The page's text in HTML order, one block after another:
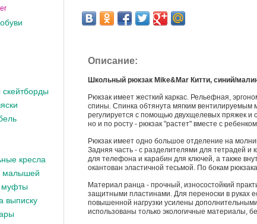
кресла
малышей
муфты
выписку
Описание:
Школьный рюкзак Mike&Mar Китти, синий/
Рюкзак имеет жесткий каркас. Рельефная,
спины. Спинка обтянута мягким
регулируется с помощью двухщелевых пряжек и
но и по росту - рюкзак "растет" вместе с
Рюкзак имеет одно большое отделение на
Задняя часть - с разделителями для тетрадей и
для телефона и карабин для ключей, а также
окантован эластичной тесьмой. По бокам
Материал ранца - прочный, износостойкий
защитными пластинами. Для переноски в руках
повышенной нагрузки усилены
использованы только экологичные материалы,